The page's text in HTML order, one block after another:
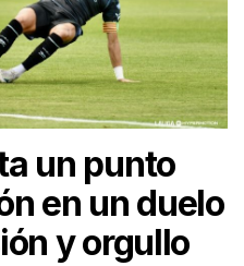
un punto
en un duelo
y orgullo